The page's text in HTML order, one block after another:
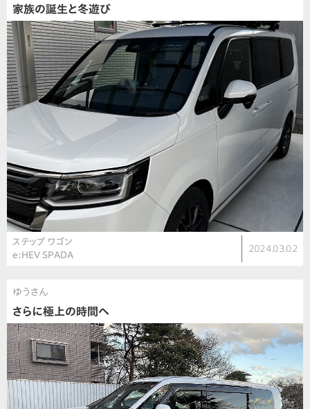
家族の誕生と冬遊び
ステップ ワゴン
e:HEV SPADA
2024.03.02
ゆうさん
さらに極上の時間へ